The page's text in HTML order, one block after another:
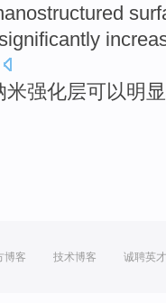
米强化层可以明
博客 技术博客 诚聘英才